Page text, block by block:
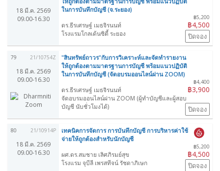
18 มี.ค. 2569
09.00-16.30
ในการบันทึกบัญชี (จ.ระยอง)
฿5,200
฿4,500
ดร.ธีรเศรษฐ์ เมธจิรนนท์
โรงแรมโกลเด้นซิตี้ ระยอง
ปิดจอง
79 21/10754Z
18 มี.ค. 2569
09.00-16.30
"สินทรัพย์ถาวร"กับการวิเคราะห์และจัดทำรายงาน
ให้ถูกต้องตามมาตรฐานการบัญชี พร้อมแนวปฏิบัติ
ในการบันทึกบัญชี (จัดอบรมออนไลน์ผ่าน ZOOM)
฿4,400
฿3,900
ดร.ธีรเศรษฐ์ เมธจิรนนท์
จัดอบรมออนไลน์ผ่าน ZOOM (ผู้ทำบัญชีและผู้สอบ
บัญชี นับชั่วโมงได้)
ปิดจอง
80 21/10914P
18 มี.ค. 2569
09.00-16.30
เทคนิคการจัดการ การบันทึกบัญชี การบริหารค่าใช้
จ่ายให้ถูกต้องสำหรับนักบัญชี
฿5,200
฿4,500
ผศ.ดร.สมชาย เลิศภิรมย์สุข
โรงแรม จุบีลี เพรสทีจน์ รัชดาภิเษก
ปิดจอง